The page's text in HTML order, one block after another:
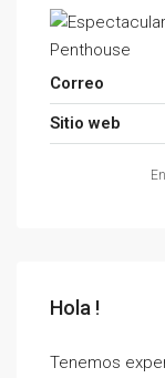
Correo
Sitio web
Hola !
Tenemos